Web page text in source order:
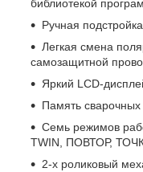
библиотекой
Ручная
Легкая смена
самозащитной
Яркий LCD-
Память сварочных
Семь режимов
TWIN, ПОВТОР,
2-х роликовый